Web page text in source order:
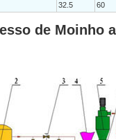
32.5 60
de Moinho